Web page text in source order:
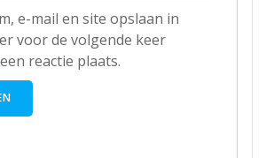
e-mail en site opslaan in
voor de volgende keer
reactie plaats.